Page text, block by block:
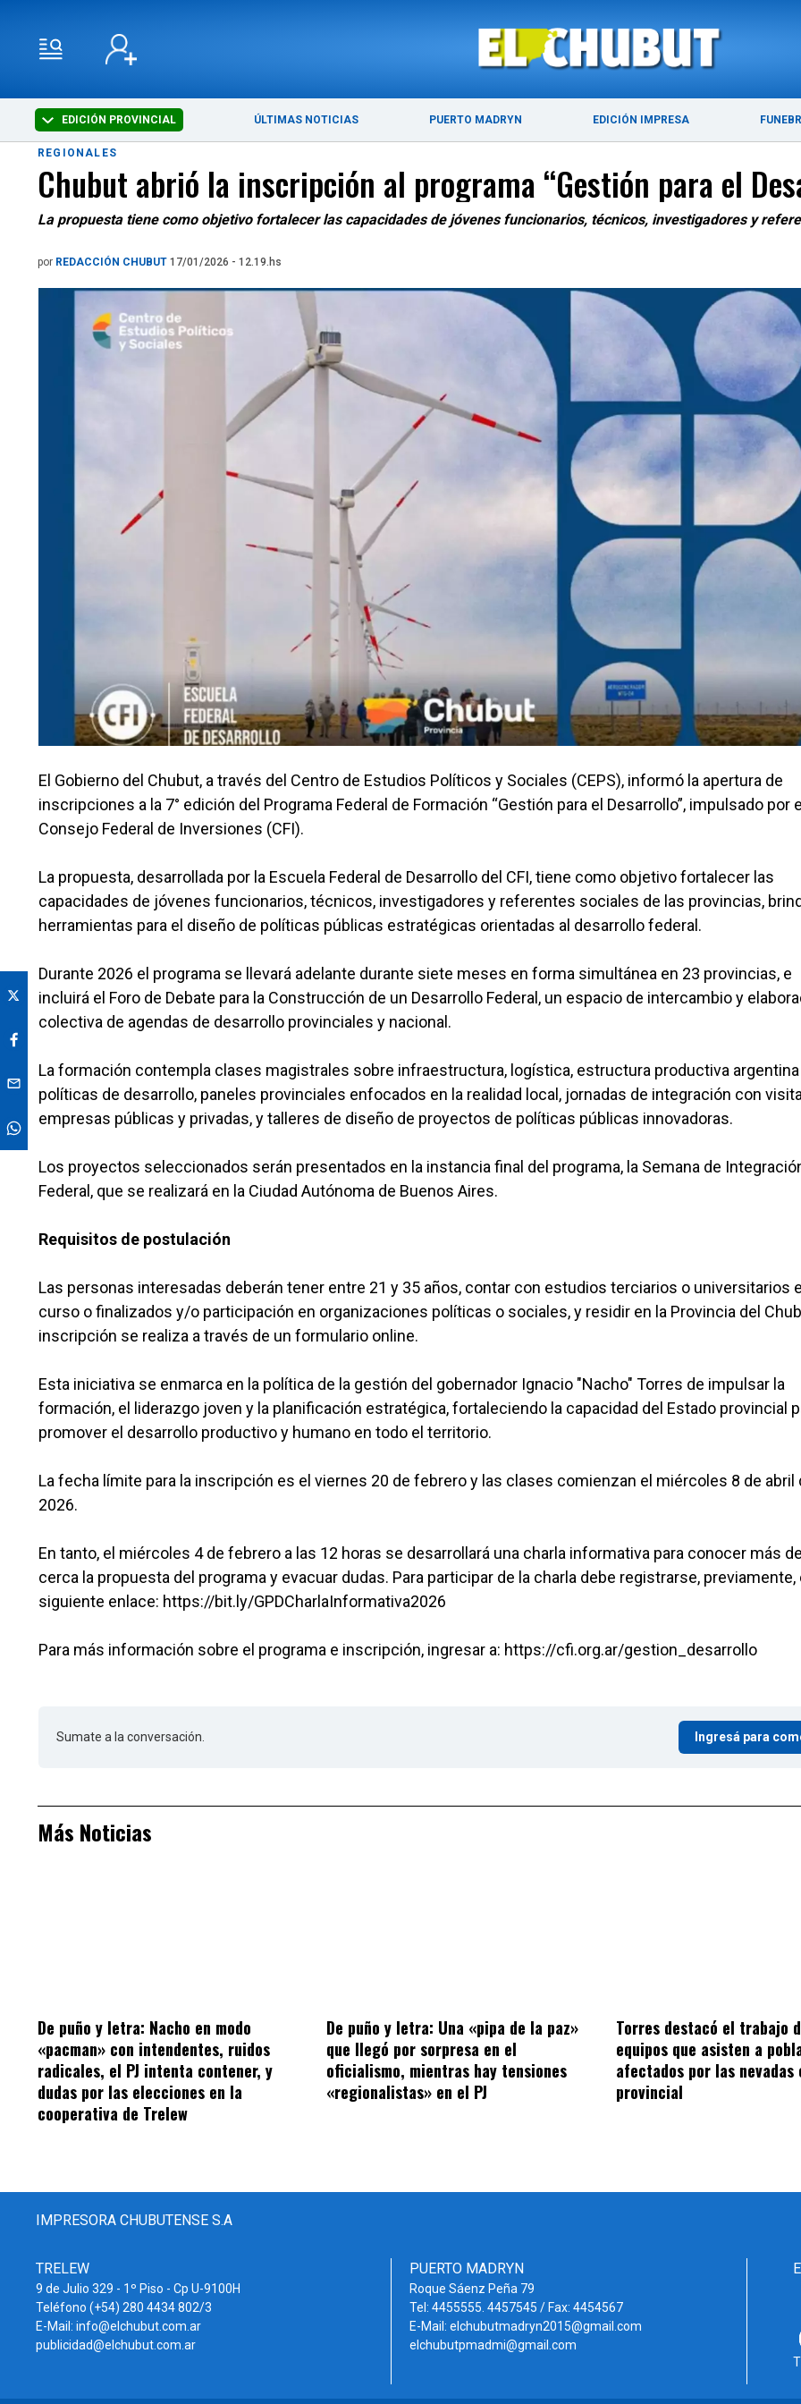
EDICIÓN PROVINCIAL ÚLTIMAS NOTICIAS PUERTO MADRYN EDICIÓN IMPRESA
ÚLTIMAS NOTICIAS PUERTO MADRYN
REGIONALES
Chubut abrió la inscripción al programa “Gestión para el
La propuesta tiene como objetivo fortalecer las capacidades de jóvenes funcionarios, técnicos, investigadores y
por REDACCIÓN CHUBUT 17/01/2026 - 12.19.hs
El Gobierno del Chubut, a través del Centro de Estudios Políticos y Sociales (CEPS), informó la apertura de
inscripciones a la 7° edición del Programa Federal de Formación “Gestión para el Desarrollo”, impulsado por el
Consejo Federal de Inversiones (CFI).
La propuesta, desarrollada por la Escuela Federal de Desarrollo del CFI, tiene como objetivo fortalecer las
capacidades de jóvenes funcionarios, técnicos, investigadores y referentes sociales de las provincias,
herramientas para el diseño de políticas públicas estratégicas orientadas al desarrollo federal.
Durante 2026 el programa se llevará adelante durante siete meses en forma simultánea en 23 provincias, e
incluirá el Foro de Debate para la Construcción de un Desarrollo Federal, un espacio de intercambio y
colectiva de agendas de desarrollo provinciales y nacional.
La formación contempla clases magistrales sobre infraestructura, logística, estructura productiva
políticas de desarrollo, paneles provinciales enfocados en la realidad local, jornadas de integración con
empresas públicas y privadas, y talleres de diseño de proyectos de políticas públicas innovadoras.
Los proyectos seleccionados serán presentados en la instancia final del programa, la Semana de
Federal, que se realizará en la Ciudad Autónoma de Buenos Aires.
Requisitos de postulación
Las personas interesadas deberán tener entre 21 y 35 años, contar con estudios terciarios o universitarios
curso o finalizados y/o participación en organizaciones políticas o sociales, y residir en la Provincia del
inscripción se realiza a través de un formulario online.
Esta iniciativa se enmarca en la política de la gestión del gobernador Ignacio "Nacho" Torres de impulsar la
formación, el liderazgo joven y la planificación estratégica, fortaleciendo la capacidad del Estado provincial
promover el desarrollo productivo y humano en todo el territorio.
La fecha límite para la inscripción es el viernes 20 de febrero y las clases comienzan el miércoles 8 de abril
2026.
En tanto, el miércoles 4 de febrero a las 12 horas se desarrollará una charla informativa para conocer más de
cerca la propuesta del programa y evacuar dudas. Para participar de la charla debe registrarse, previamente,
siguiente enlace: https://bit.ly/GPDCharlaInformativa2026
Para más información sobre el programa e inscripción, ingresar a: https://cfi.org.ar/gestion_desarrollo
Sumate a la conversación. Ingresá para
Más Noticias
De puño y letra: Nacho en modo
«pacman» con intendentes, ruidos
radicales, el PJ intenta contener, y
dudas por las elecciones en la
cooperativa de Trelew
De puño y letra: Una «pipa de la paz»
que llegó por sorpresa en el
oficialismo, mientras hay tensiones
«regionalistas» en el PJ
Torres destacó el trabajo
equipos que asisten a
afectados por las nevadas
provincial
IMPRESORA CHUBUTENSE S.A
TRELEW
9 de Julio 329 - 1º Piso - Cp U-9100H
Teléfono (+54) 280 4434 802/3
E-Mail: info@elchubut.com.ar
publicidad@elchubut.com.ar
PUERTO MADRYN
Roque Sáenz Peña 79
Tel: 4455555. 4457545 / Fax: 4454567
E-Mail: elchubutmadryn2015@gmail.com
elchubutpmadmi@gmail.com